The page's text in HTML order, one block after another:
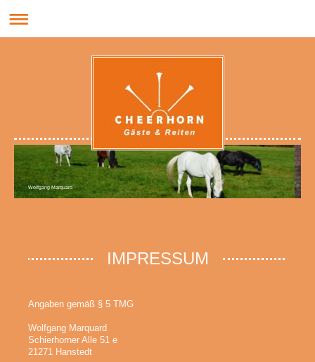
Wolfgang Marquard
IMPRESSUM
Angaben gemäß § 5 TMG
Wolfgang Marquard
Schierhorner Alle 51 e
21271 Hanstedt